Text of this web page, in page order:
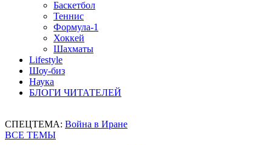
Баскетбол
Теннис
Формула-1
Хоккей
Шахматы
Lifestyle
Шоу-биз
Наука
БЛОГИ ЧИТАТЕЛЕЙ
СПЕЦТЕМА: Война в Иране
ВСЕ ТЕМЫ